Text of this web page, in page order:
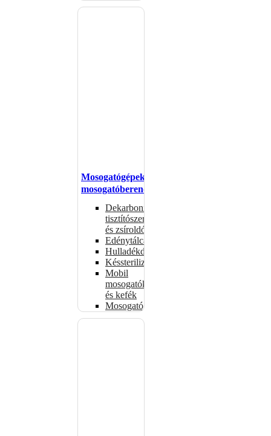
Mosogatógépek,
mosogatóberendezések
Dekarbonizáló
tisztítószerek
és zsíroldók
Edénytálcák
Hulladékdarálók
Késsterilizátorok
Mobil
mosogatók
és kefék
Mosogatógépkosarak